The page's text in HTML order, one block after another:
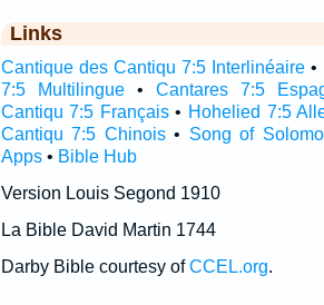
Links
Cantique des Cantiqu 7:5 Interlinéaire •
7:5 Multilingue•Cantares 7:5
Cantiqu 7:5 Français• Hohelied 7:5
Cantiqu 7:5 Chinois• Song of
Apps• Bible Hub
Version Louis Segond 1910
La Bible David Martin 1744
Darby Bible courtesy ofCCEL.org.